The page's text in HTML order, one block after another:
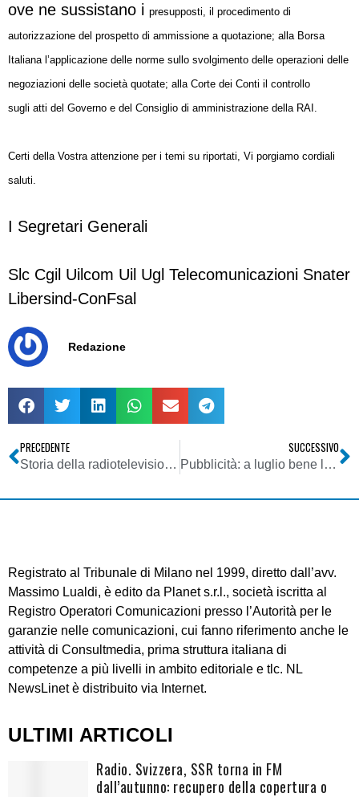
ove ne sussistano i presupposti, il procedimento di
autorizzazione del prospetto di ammissione a quotazione; alla Borsa
Italiana l’applicazione delle norme sullo svolgimento delle operazioni delle
negoziazioni delle società quotate; alla Corte dei Conti il controllo
sugli atti del Governo e del Consiglio di amministrazione della RAI.
Certi della Vostra attenzione per i temi su riportati, Vi porgiamo cordiali
saluti.
I Segretari Generali
Slc Cgil Uilcom Uil Ugl Telecomunicazioni Snater
Libersind-ConFsal
Redazione
PRECEDENTE
Storia della radiotelevisione italiana. Radio Mont Blanc: dalla Val d’Aosta alla conquista della Francia
SUCCESSIVO
Pubblicità: a luglio bene la tv. Ma, esaurita spinta Mondiali, segnali agosto e settembre negativi
Registrato al Tribunale di Milano nel 1999, diretto dall’avv.
Massimo Lualdi, è edito da Planet s.r.l., società iscritta al
Registro Operatori Comunicazioni presso l’Autorità per le
garanzie nelle comunicazioni, cui fanno riferimento anche le
attività di Consultmedia, prima struttura italiana di
competenze a più livelli in ambito editoriale e tlc. NL
NewsLinet è distribuito via Internet.
ULTIMI ARTICOLI
Radio. Svizzera, SSR torna in FM
dall’autunno: recupero della copertura o